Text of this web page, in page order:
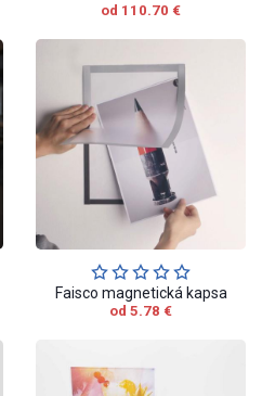
od 110.70 €
Faisco magnetická kapsa
od 5.78 €